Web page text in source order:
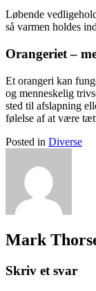
Løbende
så varmen holdes
Orangeriet –
Et orangeri kan
og menneskelig
sted til afslapning
følelse af at være
Posted in Diverse
Mark
Skriv et svar